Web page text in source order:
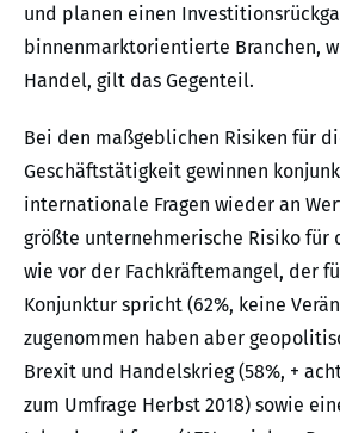
und planen einen
binnenmarktorientierte Branchen,
Handel, gilt das Gegenteil.
Bei den maßgeblichen Risiken für
Geschäftstätigkeit gewinnen
internationale Fragen wieder an
größte unternehmerische Risiko für
wie vor der Fachkräftemangel, der
Konjunktur spricht (62%, keine
zugenommen haben aber
Brexit und Handelskrieg (58%, +
zum Umfrage Herbst 2018) sowie